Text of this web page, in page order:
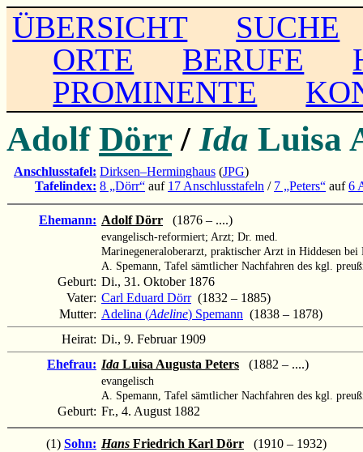
ÜBERSICHT
SUCHE
ORTE
BERUFE
PROMINENTE
Adolf Dörr /Ida Luisa
Anschlusstafel: Dirksen–Herminghaus (JPG)
Tafelindex: 8 „Dörr“ auf 17 Anschlusstafeln / 7 „Peters“ auf6
Ehemann: Adolf Dörr (1876 – ....)
evangelisch-reformiert; Arzt; Dr. med.
Marinegeneraloberarzt, praktischer Arzt in Hiddesen bei
A. Spemann, Tafel sämtlicher Nachfahren des kgl.
Geburt: Di., 31. Oktober 1876
Vater: Carl Eduard Dörr(1832 – 1885)
Mutter: Adelina (Adeline) Spemann (1838 – 1878)
Heirat: Di., 9. Februar 1909
Ehefrau: Ida Luisa Augusta Peters (1882 – ....)
evangelisch
A. Spemann, Tafel sämtlicher Nachfahren des kgl.
Geburt: Fr., 4. August 1882
(1) Sohn: Hans Friedrich Karl Dörr (1910 – 1932)